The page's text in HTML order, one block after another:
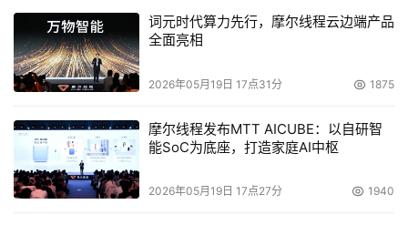
North West Geomatics日前向OnStor公司购进了两台
Bobcat NAS网关设备，以替代现有的数十台Microsoft
Windows服务器。据OnStor公司透露，North West之所以
没有选择NetApp的网关产品，是因为Bobcat的性价比更吸
引人一些。
Silverback大力引进IP加密特性
词元时代算力先行，摩尔线程云边端产品
全面亮相
2026年05月19日 17点31分 1875
摩尔线程发布MTT AICUBE：以自研智
能SoC为底座，打造家庭AI中枢
2026年05月19日 17点27分 1940